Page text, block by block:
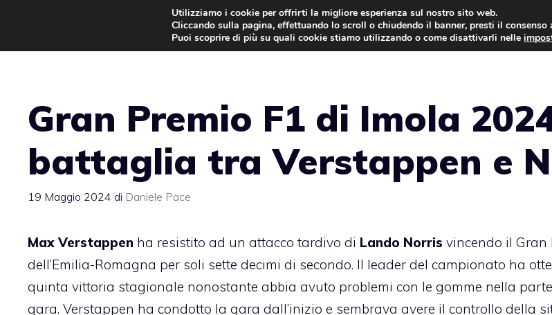
contenuto
AUTO
Gran Premio F1 di Imola
battaglia tra Verstappen e
19 Maggio 2024 di Daniele Pace
Max Verstappen ha resistito ad un attacco tardivo di Lando Norris vincendo il Gran
dell’Emilia-Romagna per soli sette decimi di secondo. Il leader del campionato ha
quinta vittoria stagionale nonostante abbia avuto problemi con le gomme nella
gara. Verstappen ha condotto la gara dall’inizio e sembrava avere il controllo della
Utilizziamo i cookie per offrirti la migliore esperienza sul nostro sito web.
Cliccando sulla pagina, effettuando lo scroll o chiudendo il banner, presti il
Puoi scoprire di più su quali cookie stiamo utilizzando o come disattivarli nelle